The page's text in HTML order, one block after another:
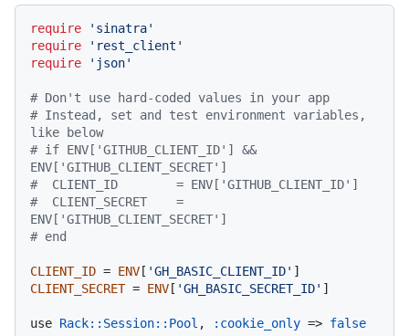
require
'sinatra'
require
'rest_client'
require
'json'
# Don't use hard-coded values in your app
# Instead, set and test environment variables,
like below
# if ENV['GITHUB_CLIENT_ID'] &&
ENV['GITHUB_CLIENT_SECRET']
#  CLIENT_ID        = ENV['GITHUB_CLIENT_ID']
#  CLIENT_SECRET    =
ENV['GITHUB_CLIENT_SECRET']
# end
CLIENT_ID = ENV[ 'GH_BASIC_CLIENT_ID'
CLIENT_SECRET = ENV[ 'GH_BASIC_SECRET_ID' ]
use Rack: :Session: :Pool , :cookie_only => false